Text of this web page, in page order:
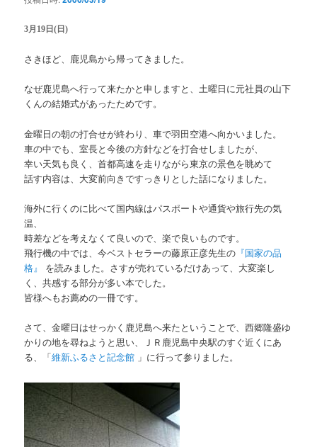
3月19日(日)
さきほど、鹿児島から帰ってきました。
なぜ鹿児島へ行って来たかと申しますと、土曜日に元社員の山下
くんの結婚式があったためです。
金曜日の朝の打合せが終わり、車で羽田空港へ向かいました。
車の中でも、室長と今後の方針などを打合せしましたが、
幸い天気も良く、首都高速を走りながら東京の景色を眺めて
話す内容は、大変前向きですっきりとした話になりました。
海外に行くのに比べて国内線はパスポートや通貨や旅行先の気
温、
時差などを考えなくて良いので、楽で良いものです。
飛行機の中では、今ベストセラーの藤原正彦先生の 『国家の品
格』
を読みました。さすが売れているだけあって、大変楽し
く、共感する部分が多い本でした。
皆様へもお薦めの一冊です。
さて、金曜日はせっかく鹿児島へ来たということで、西郷隆盛ゆ
かりの地を尋ねようと思い、ＪＲ鹿児島中央駅のすぐ近くにあ
る、「維新ふるさと記念館 」に行って参りました。